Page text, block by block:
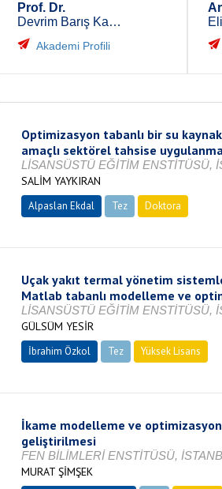
Prof. Dr.
Devrim Barış Kaymak
Akademi Profili
Optimizasyon tabanlı bir su
amaçlı sektörel tahsise
LİSANSÜSTÜ EĞİTİM ENSTİTÜSÜ,
SALİM YAYKIRAN
Alpaslan Ekdal Tez Doktora
Uçak yakıt termal yönetim
Matlab tabanlı modelleme ve
LİSANSÜSTÜ EĞİTİM ENSTİTÜSÜ,
GÜLSÜM YESİR
İbrahim Özkol Tez Yüksek Lisans
İkame modelleme ve
geliştirilmesi
FEN BİLİMLERİ ENSTİTÜSÜ,
MURAT ŞİMŞEK